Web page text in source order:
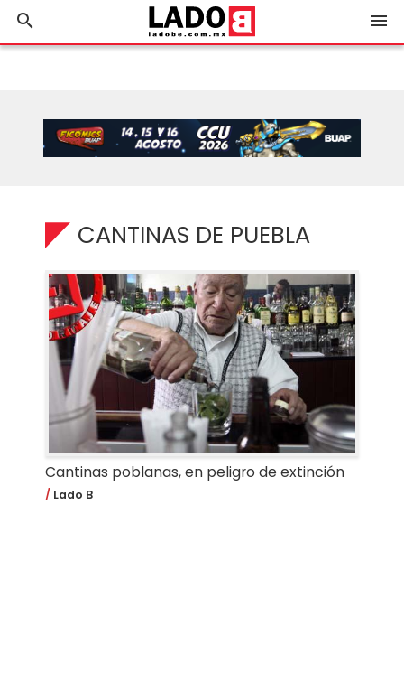
search menu
CANTINAS DE PUEBLA
Cantinas poblanas, en peligro de extinción
Lado B